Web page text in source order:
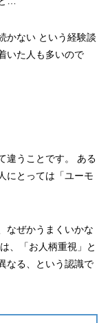
かない という経験談
いた人も多いので
違うことです。 ある
にとっては「ユーモ
なぜかうまくいかな
、「お人柄重視」と
なる、という認識で